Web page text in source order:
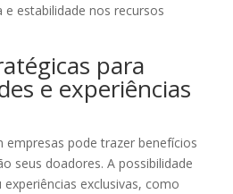
estabilidade nos recursos
para
e experiências
empresas pode trazer benefícios
seus doadores. A possibilidade
exclusivas, como